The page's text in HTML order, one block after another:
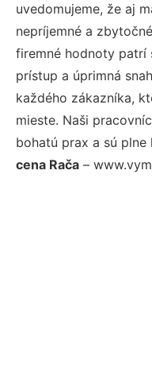
uvedomujeme, že aj
nepríjemné a
firemné hodnoty patrí
prístup a úprimná
každého zákazníka,
mieste. Naši
bohatú prax a sú plne
cena Rača –